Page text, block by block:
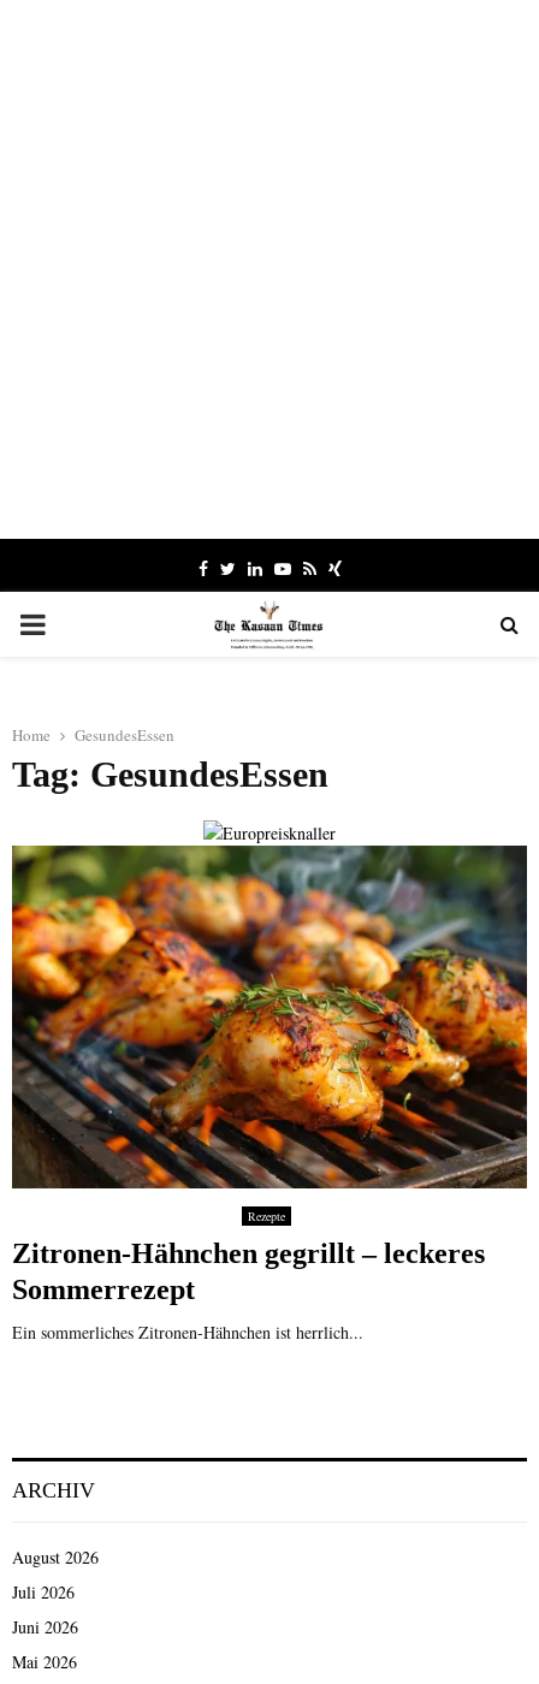
Facebook
TwitterLinkedinYoutube
RssXing
PRIMARY
Home GesundesEssen
Tag: GesundesEssen
Rezepte
Zitronen-Hähnchen gegrillt – leckeres
Sommerrezept
Ein sommerliches Zitronen-Hähnchen ist herrlich...
ARCHIV
August 2026
Juli 2026
Juni 2026
Mai 2026